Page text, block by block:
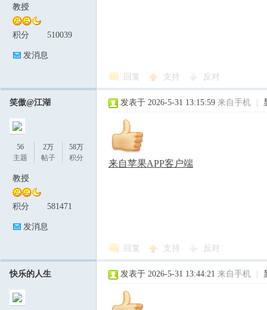
教授
积分 510039
发消息
回复 支持 反对
笑傲@江湖
56
主题
2万
帖子
58万
积分
教授
积分 581471
发消息
发表于 2026-5-31 13:15:59 来自手机
来自苹果APP客户端
回复 支持 反对
快乐的人生 发表于 2026-5-31 13:44:21 来自手机